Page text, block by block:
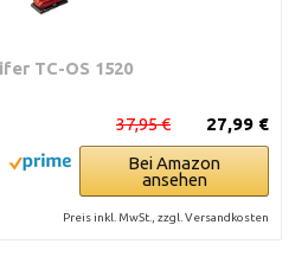
TC-OS 1520
27,99 €
37,95 €
Bei Amazon
ansehen
Preis inkl. MwSt., zzgl. Versandkosten